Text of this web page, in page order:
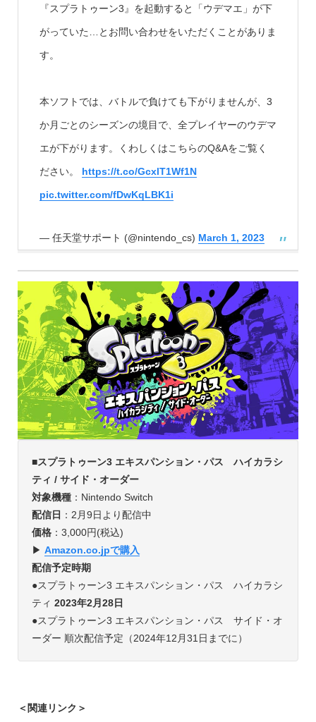
『スプラトゥーン3』を起動すると「ウデマエ」が下
がっていた…とお問い合わせをいただくことがありま
す。
本ソフトでは、バトルで負けても下がりませんが、3
か月ごとのシーズンの境目で、全プレイヤーのウデマ
エが下がります。くわしくはこちらのQ&Aをご覧く
ださい。 https://t.co/GcxlT1Wf1N
pic.twitter.com/fDwKqLBK1i
— 任天堂サポート (@nintendo_cs) March 1, 2023
■スプラトゥーン3 エキスパンション・パス ハイカラシ
ティ / サイド・オーダー
対象機種：Nintendo Switch
配信日 ：2月9日より配信中
価格：3,000円(税込)
▶︎ Amazon.co.jpで購入
配信予定時期
●スプラトゥーン3 エキスパンション・パス ハイカラシ
ティ 2023年2月28日
●スプラトゥーン3 エキスパンション・パス サイド・オ
ーダー 順次配信予定（2024年12月31日までに）
＜関連リンク＞